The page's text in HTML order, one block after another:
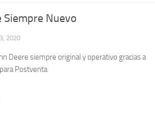
Siempre Nuevo
2020
Deere siempre original y operativo gracias a
Postventa